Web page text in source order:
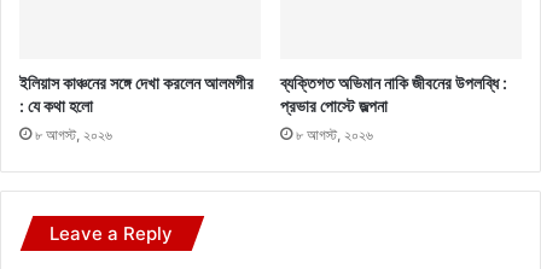
ইলিয়াস কাঞ্চনের সঙ্গে দেখা করলেন আলমগীর
: যে কথা হলো
৮ আগস্ট, ২০২৬
ব্যক্তিগত অভিমান নাকি জীবনের উপলব্ধি :
প্রভার পোস্টে জল্পনা
৮ আগস্ট, ২০২৬
Leave a Reply